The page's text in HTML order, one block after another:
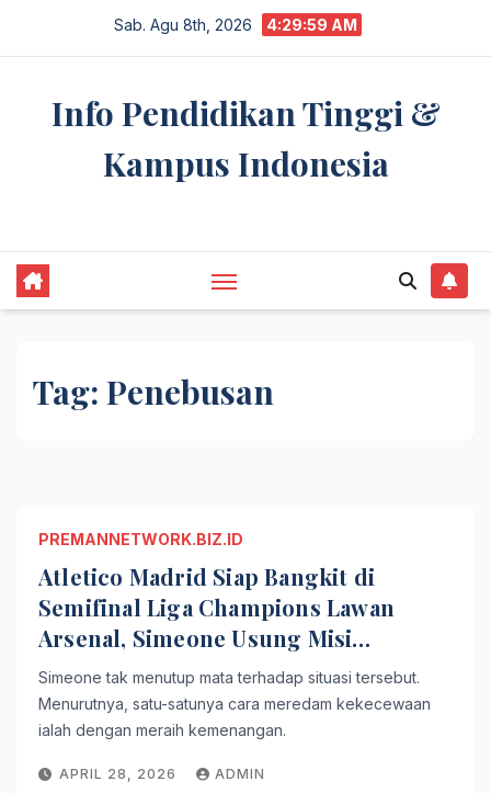
Sab. Agu 8th, 2026 4:29:59 AM
Info Pendidikan Tinggi &
Kampus Indonesia
Tag: Penebusan
PREMANNETWORK.BIZ.ID
Atletico Madrid Siap Bangkit di
Semifinal Liga Champions Lawan
Arsenal, Simeone Usung Misi
Penebusan
Simeone tak menutup mata terhadap situasi tersebut.
Menurutnya, satu-satunya cara meredam kekecewaan
ialah dengan meraih kemenangan.
APRIL 28, 2026 ADMIN